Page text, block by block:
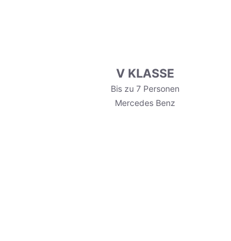
V KLASSE
Bis zu 7 Personen
Mercedes Benz